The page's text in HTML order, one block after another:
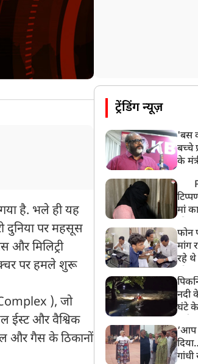
गया है. भले ही यह
दुनिया पर महसूस
और मिलिट्री
पर हमले शुरू
), जो
ईस्ट और वैश्विक
और गैस के ठिकानों
ट्रेंडिंग न्यूज़
'बस
बच्चे
के
मां
बेटी
फोन
मांग
रहे थे
नदी
घंटे
‘आप